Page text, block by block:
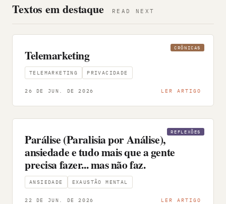
Textos em destaque READ NEXT
CRÔNICAS
Telemarketing
TELEMARKETING PRIVACIDADE
26 DE JUN. DE 2026 LER ARTIGO
REFLEXÕES
Parálise (Paralisia por Análise),
ansiedade e tudo mais que a gente
precisa fazer... mas não faz.
ANSIEDADE EXAUSTÃO MENTAL
22 DE JUN. DE 2026 LER ARTIGO